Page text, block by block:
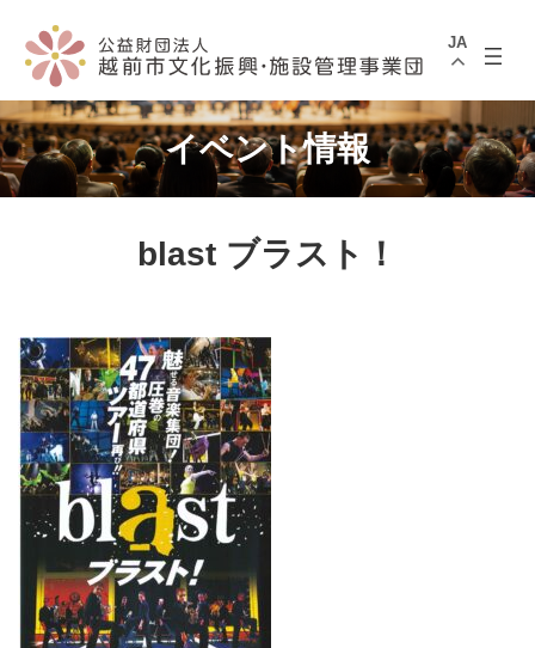
へ
ス
キ
ッ
プ
ョ
ン
に
移
動
JA
イベント情報
blast ブラスト！